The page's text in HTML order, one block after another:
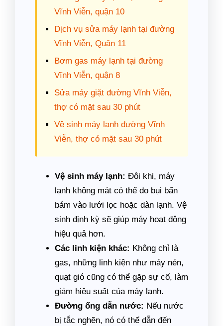
Vĩnh Viễn, quận 10
Dịch vụ sửa máy lạnh tại đường
Vĩnh Viễn, Quận 11
Bơm gas máy lạnh tại đường
Vĩnh Viễn, quận 8
Sửa máy giặt đường Vĩnh Viễn,
thợ có mặt sau 30 phút
Vệ sinh máy lạnh đường Vĩnh
Viễn, thợ có mặt sau 30 phút
Vệ sinh máy lạnh: Đôi khi, máy
lạnh không mát có thể do bụi bẩn
bám vào lưới lọc hoặc dàn lạnh. Vệ
sinh định kỳ sẽ giúp máy hoạt động
hiệu quả hơn.
Các linh kiện khác: Không chỉ là
gas, những linh kiện như máy nén,
quạt gió cũng có thể gặp sự cố, làm
giảm hiệu suất của máy lạnh.
Đường ống dẫn nước: Nếu nước
bị tắc nghẽn, nó có thể dẫn đến